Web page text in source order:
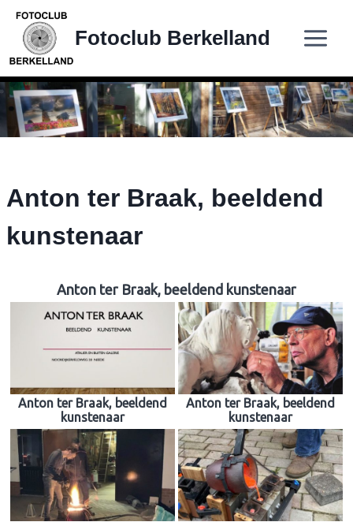
Doorgaan
naar
inhoud
Fotoclub Berkelland
Anton ter Braak, beeldend
kunstenaar
Anton ter Braak, beeldend kunstenaar
Anton ter Braak, beeldend
kunstenaar
Anton ter Braak, beeldend
kunstenaar